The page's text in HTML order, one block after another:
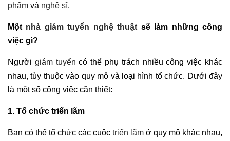
phẩm và nghệ sĩ.
Một nhà giám tuyển nghệ thuật sẽ làm những công
việc gì?
Người giám tuyển có thể phụ trách nhiều công việc khác
nhau, tùy thuộc vào quy mô và loại hình tổ chức. Dưới đây
là một số công việc cần thiết:
1. Tổ chức triển lãm
Bạn có thể tổ chức các cuộc triển lãm ở quy mô khác nhau,